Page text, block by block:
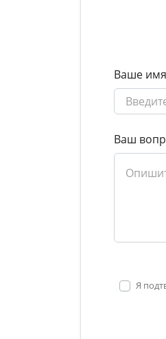
Ваше имя
Ваш
Я